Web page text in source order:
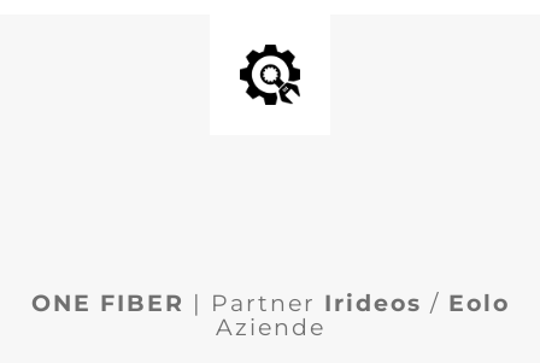
ONE FIBER | Partner Irideos / Eolo
Aziende